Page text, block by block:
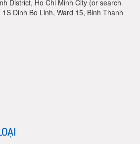
District, Ho Chi Minh City (or search
Dinh Bo Linh, Ward 15, Binh Thanh